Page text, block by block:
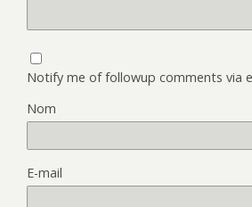
Notify me of followup comments via
Nom
E-mail